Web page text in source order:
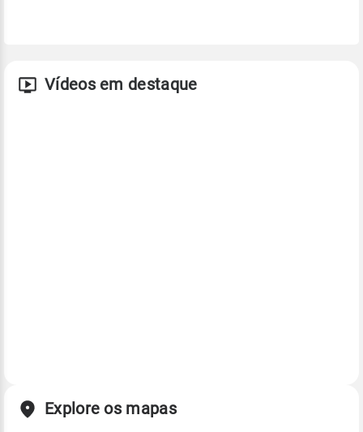
Vídeos em destaque
Explore os mapas